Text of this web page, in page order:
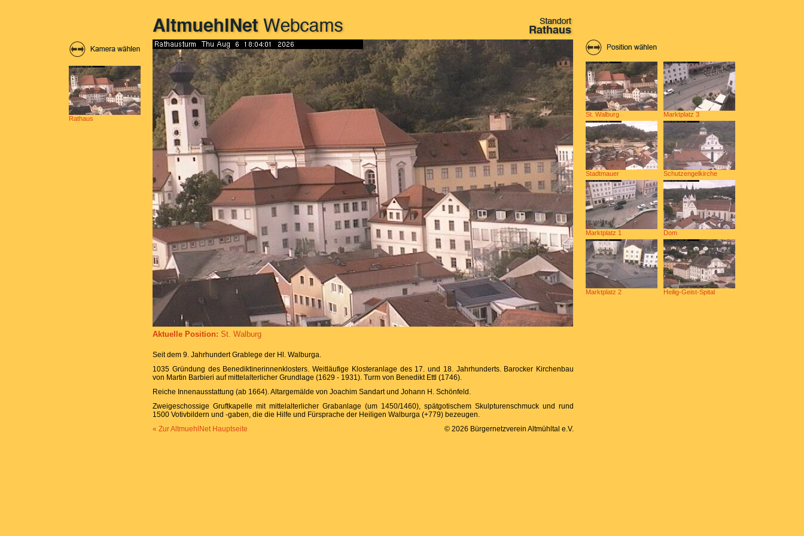
Rathaus
Aktuelle Position: St. Walburg
Seit dem 9. Jahrhundert Grablege der Hl. Walburga.
1035 Gründung des Benediktinerinnenklosters. Weitläufige Klosteranlage des 17. und 18. Jahrhunderts. Barocker Kirchenbau
von Martin Barbieri auf mittelalterlicher Grundlage (1629 - 1931). Turm von Benedikt Ettl (1746).
Reiche Innenausstattung (ab 1664). Altargemälde von Joachim Sandart und Johann H. Schönfeld.
Zweigeschossige Gruftkapelle mit mittelalterlicher Grabanlage (um 1450/1460), spätgotischem Skulpturenschmuck und rund
1500 Votivbildern und -gaben, die die Hilfe und Fürsprache der Heiligen Walburga (+779) bezeugen.
« Zur AltmuehlNet Hauptseite
© 2026 Bürgernetzverein Altmühltal e.V.
St. Walburg
Stadtmauer
Marktplatz 1
Marktplatz 2
Marktplatz 3
Schutzengelkirche
Dom
Heilig-Geist-Spital